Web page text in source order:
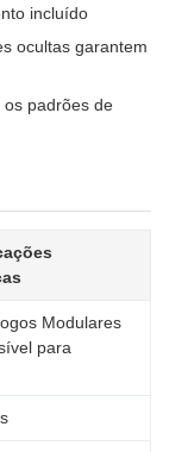
incluído
ocultas garantem
padrões de
Modulares
para